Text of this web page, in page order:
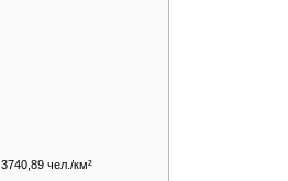
3740,89 чел./км²